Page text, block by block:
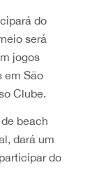
do
será
jogos
em São
Clube.
beach
dará um
do